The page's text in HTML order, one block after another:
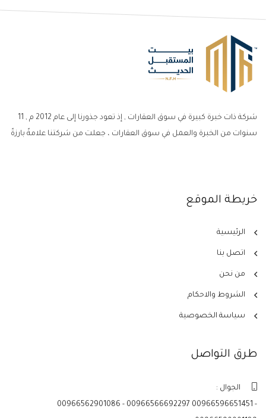
شركة ذات خبرة كبيرة في سوق العقارات , إذ تعود جذورنا إلى عام 2012 م , 11
سنوات من الخبرة والعمل في سوق العقارات ، جعلت من شركتنا علامةً بارزةً
خريطة الموقع
الرئيسية
اتصل بنا
من نحن
الشروط والاحكام
سياسة الخصوصية
طرق التواصل
الجوال :
00966562901086 - 00966566692297 00966596651451 -